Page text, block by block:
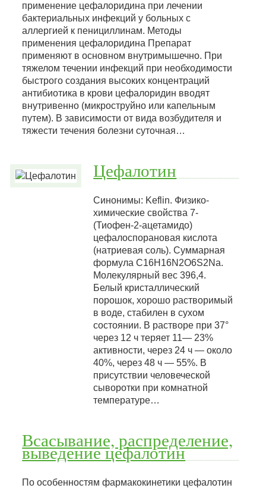
применение цефалоридина при лечении
бактериальных инфекций у больных с
аллергией к пенициллинам. Методы
применения цефалоридина Препарат
применяют в основном внутримышечно. При
тяжелом течении инфекций при необходимости
быстрого создания высоких концентраций
антибиотика в крови цефалоридин вводят
внутривенно (микроструйно или капельным
путем). В зависимости от вида возбудителя и
тяжести течения болезни суточная…
Цефалотин
Синонимы: Keflin. Физико-
химические свойства 7-
(Тиофен-2-ацетамидо)
цефалоспорановая кислота
(натриевая соль). Суммарная
формула C16H16N2О6S2Na.
Молекулярный вес 396,4.
Белый кристаллический
порошок, хорошо растворимый
в воде, стабилен в сухом
состоянии. В растворе при 37°
через 12 ч теряет 11— 23%
активности, через 24 ч — около
40%, через 48 ч — 55%. В
присутствии человеческой
сыворотки при комнатной
температуре…
Всасывание, распределение,
выведение цефалотин
По особенностям фармакокинетики цефалотин